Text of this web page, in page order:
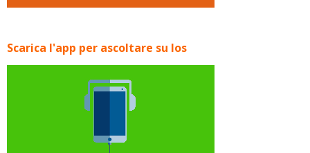
Scarica l'app per ascoltare su Ios